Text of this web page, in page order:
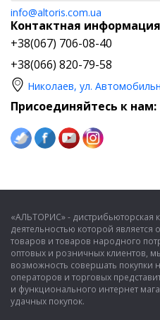
info@altoris.com.ua
Контактная информация
+38(067) 706-08-40
+38(066) 820-79-58
Николаев, ул.
Присоединяйтесь к нам:
«АЛЬТОРИС» - дистрибьюторская
деятельностью которой
товаров и товаров народного
оптовых и розничных клиентов,
возможность совершать покупки
операторов и торговых
и функционального интернет
удачных покупок.